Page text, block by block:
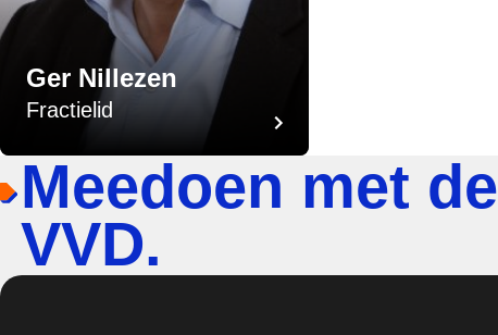
Ger Nillezen
Fractielid
Meedoen met de
VVD.